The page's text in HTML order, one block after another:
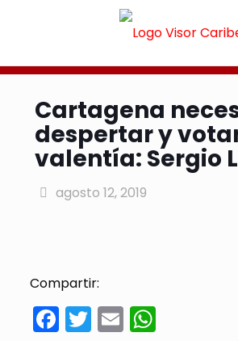
Cartagena
despertar y
valentía: Sergio
agosto 12, 2019
Compartir:
Facebook
Twitter
Email